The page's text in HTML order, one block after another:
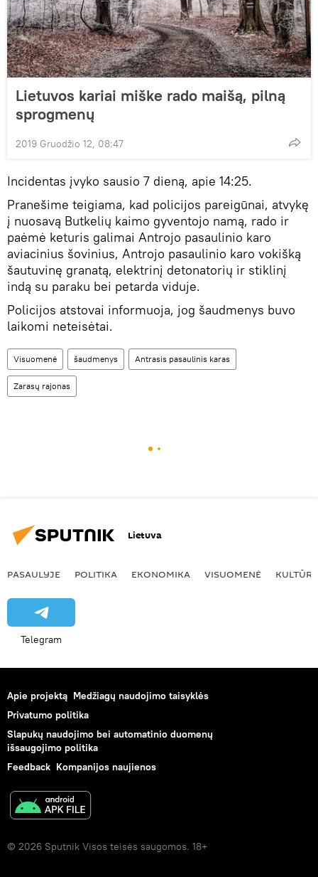
Lietuvos kariai miške rado maišą, pilną
sprogmenų
2019 Gruodžio 12, 08:47
Incidentas įvyko sausio 7 dieną, apie 14:25.
Pranešime teigiama, kad policijos pareigūnai, atvykę
į nuosavą Butkelių kaimo gyventojo namą, rado ir
paėmė keturis galimai Antrojo pasaulinio karo
aviacinius šovinius, Antrojo pasaulinio karo vokišką
šautuvinę granatą, elektrinį detonatorių ir stiklinį
indą su paraku bei petarda viduje.
Policijos atstovai informuoja, jog šaudmenys buvo
laikomi neteisėtai.
Visuomenė šaudmenys Antrasis pasaulinis karas
Zarasų rajonas
Lietuva
PASAULYJE POLITIKA EKONOMIKA VISUOMENĖ KULTŪRA
Telegram
Apie projektą Medžiagų naudojimo taisyklės
Privatumo politika
Slapukų naudojimo bei automatinio duomenų
išsaugojimo politika
Feedback Kompanijos naujienos
© 2026 Sputnik Visos teisės saugomos. 18+